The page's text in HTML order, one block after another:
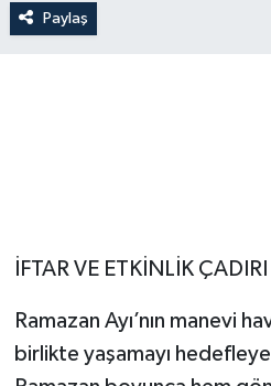
Paylaş
İFTAR VE ETKİNLİK
Ramazan Ayı’nın manevi
birlikte yaşamayı